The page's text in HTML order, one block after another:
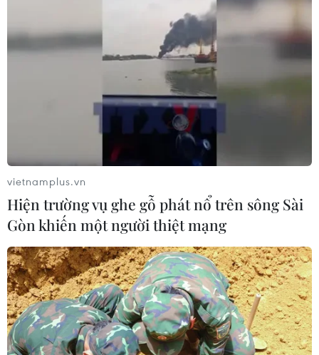
vietnamplus.vn
Hiện trường vụ ghe gỗ phát nổ trên sông Sài
Gòn khiến một người thiệt mạng